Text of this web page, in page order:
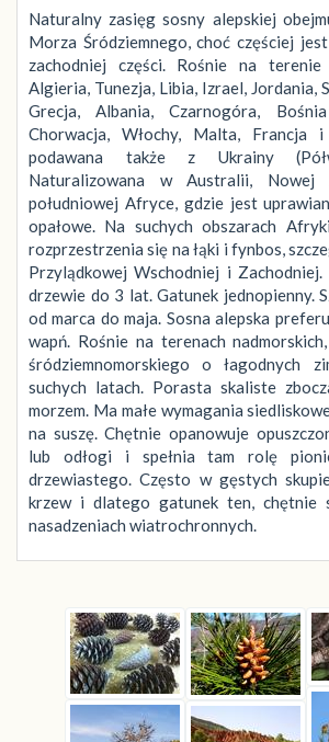
Naturalny zasięg sosny alepskiej
Morza Śródziemnego, choć częściej
zachodniej części. Rośnie na
Algieria, Tunezja, Libia, Izrael, Jordania,
Grecja, Albania, Czarnogóra,
Chorwacja, Włochy, Malta, Francja
podawana także z Ukrainy
Naturalizowana w Australii,
południowej Afryce, gdzie jest
opałowe. Na suchych obszarach
rozprzestrzenia się na łąki i fynbos,
Przylądkowej Wschodniej i
drzewie do 3 lat. Gatunek jednopienny.
od marca do maja. Sosna alepska
wapń. Rośnie na terenach
śródziemnomorskiego o łagodnych
suchych latach. Porasta skaliste
morzem. Ma małe wymagania
na suszę. Chętnie opanowuje
lub odłogi i spełnia tam rolę
drzewiastego. Często w gęstych
krzew i dlatego gatunek ten, chętnie
nasadzeniach wiatrochronnych.